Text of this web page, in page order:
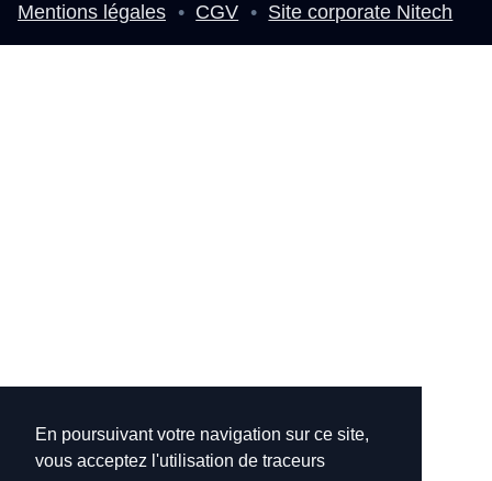
En poursuivant votre navigation sur ce site,
vous acceptez l'utilisation de traceurs
Mentions légales • CGV • Site corporate Nitech